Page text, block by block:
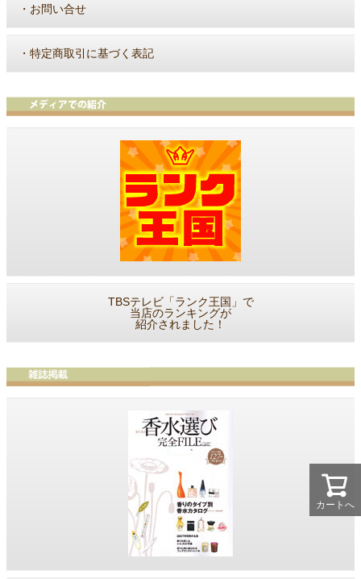
カートへ
・ お問い合せ
・ 特定商取引に基づく表記
TBSテレビ「ランク王国」で
当店のランキングが
紹介されました！